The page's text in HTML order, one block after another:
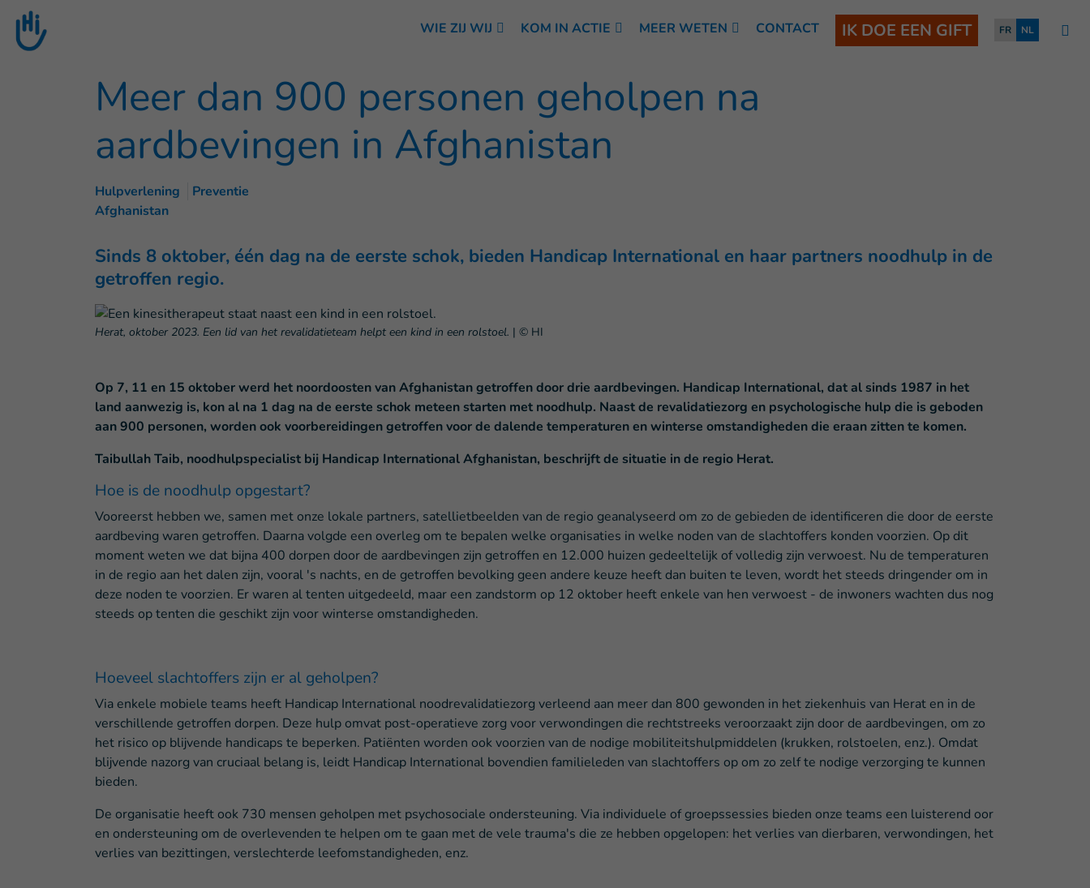
Goto main content
WIE ZIJ WIJ
KOM IN ACTIE MEER WETEN CONTACT IK DOE EEN GIFT FR NL
Meer dan 900 personen geholpen na
aardbevingen in Afghanistan
Hulpverlening
Preventie
Afghanistan
Sinds 8 oktober, één dag na de eerste schok, bieden Handicap International en haar partners noodhulp in de
getroffen regio.
Herat, oktober 2023. Een lid van het revalidatieteam helpt een kind in een rolstoel. | © HI
Op 7, 11 en 15 oktober werd het noordoosten van Afghanistan getroffen door drie aardbevingen. Handicap International, dat al sinds 1987 in het
land aanwezig is, kon al na 1 dag na de eerste schok meteen starten met noodhulp. Naast de revalidatiezorg en psychologische hulp die is geboden
aan 900 personen, worden ook voorbereidingen getroffen voor de dalende temperaturen en winterse omstandigheden die eraan zitten te komen.
Taibullah Taib, noodhulpspecialist bij Handicap International Afghanistan, beschrijft de situatie in de regio Herat.
Hoe is de noodhulp opgestart?
Vooreerst hebben we, samen met onze lokale partners, satellietbeelden van de regio geanalyseerd om zo de gebieden de identificeren die door de eerste
aardbeving waren getroffen. Daarna volgde een overleg om te bepalen welke organisaties in welke noden van de slachtoffers konden voorzien. Op dit
moment weten we dat bijna 400 dorpen door de aardbevingen zijn getroffen en 12.000 huizen gedeeltelijk of volledig zijn verwoest. Nu de temperaturen
in de regio aan het dalen zijn, vooral 's nachts, en de getroffen bevolking geen andere keuze heeft dan buiten te leven, wordt het steeds dringender om in
deze noden te voorzien. Er waren al tenten uitgedeeld, maar een zandstorm op 12 oktober heeft enkele van hen verwoest - de inwoners wachten dus nog
steeds op tenten die geschikt zijn voor winterse omstandigheden.
Hoeveel slachtoffers zijn er al geholpen?
Via enkele mobiele teams heeft Handicap International noodrevalidatiezorg verleend aan meer dan 800 gewonden in het ziekenhuis van Herat en in de
verschillende getroffen dorpen. Deze hulp omvat post-operatieve zorg voor verwondingen die rechtstreeks veroorzaakt zijn door de aardbevingen, om zo
het risico op blijvende handicaps te beperken. Patiënten worden ook voorzien van de nodige mobiliteitshulpmiddelen (krukken, rolstoelen, enz.). Omdat
blijvende nazorg van cruciaal belang is, leidt Handicap International bovendien familieleden van slachtoffers op om zo zelf te nodige verzorging te kunnen
bieden.
De organisatie heeft ook 730 mensen geholpen met psychosociale ondersteuning. Via individuele of groepssessies bieden onze teams een luisterend oor
en ondersteuning om de overlevenden te helpen om te gaan met de vele trauma's die ze hebben opgelopen: het verlies van dierbaren, verwondingen, het
verlies van bezittingen, verslechterde leefomstandigheden, enz.